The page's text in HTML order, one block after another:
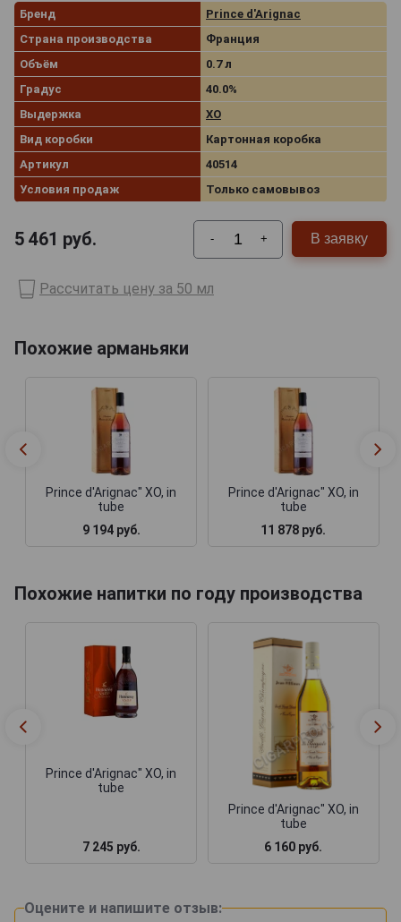
Бренд
Prince d'Arignac
Страна производства
Франция
Объём
0.7 л
Градус
40.0%
Выдержка
XO
Вид коробки
Картонная коробка
Артикул
40514
Условия продаж
Только самовывоз
5 461 руб. - + В заявку
Рассчитать цену за 50 мл
Похожие арманьяки
Prince d'Arignac" XO, in
tube
9 194 руб.
Prince d'Arignac" XO, in
tube
11 878 руб.
Похожие напитки по году производства
Prince d'Arignac" XO, in
tube
7 245 руб.
Prince d'Arignac" XO, in
tube
6 160 руб.
Оцените и напишите отзыв: